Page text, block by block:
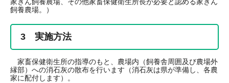
家きん飼養農場、その他家畜保健衛生所長が必要と認める家きん
飼養農場。）
3 実施方法
家畜保健衛生所の指導のもと、農場内（飼養舎周囲及び農場外
縁部）への消石灰の散布を行います（消石灰は県が準備し、各農
家に配付します）。